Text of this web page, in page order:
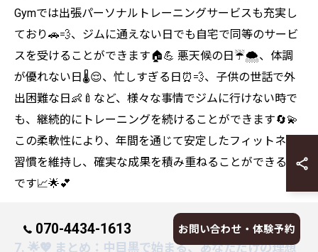
Gymでは出張パーソナルトレーニングサービスも充実し
ており🚗💨、ジムに通えない日でも自宅で同等のサービ
スを受けることができます🏠💪 悪天候の日☔🌨️、体調
が優れない日🌡️😌、忙しすぎる日⏰💨、子供の世話で外
出困難な日👶🍼など、様々な事情でジムに行けない時で
も、継続的にトレーニングを続けることができます🔄💫
この柔軟性により、年間を通じて安定したフィットネス
習慣を維持し、確実な成果を積み重ねることができるの
です📈🌟💕
7. 🌟💖 まとめ：中目黒で始まる、あなただけの理想
070-4434-1613 お問い合わせ・体験予約